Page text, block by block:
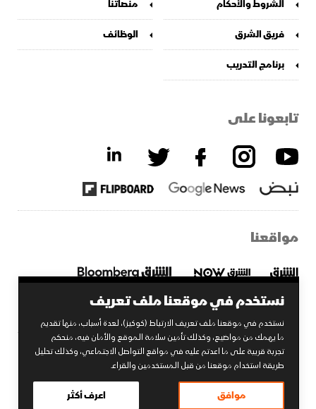
نستخدم في موقعنا ملف تعريف
نستخدم في موقعنا ملف تعريف الارتباط (كوكيز)، لعدة أسباب، منها تقديم
ما يهمك من مواضيع، وكذلك تأمين سلامة الموقع والأمان فيه، منحكم
تجربة قريبة على ما اعدتم عليه في مواقع التواصل الاجتماعي، وكذلك تحليل
طريقة استخدام موقعنا من قبل المستخدمين والقراء.
موافق اعرف أكثر
الشروط والأحكام
منصاتنا
فريق الشرق
الوظائف
برنامج التدريب
تابعونا على
مواقعنا
2026 © الشرق. جميع الحقوق محفوظة.
إحدى شركات